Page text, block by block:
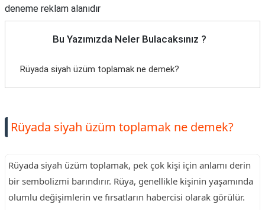
deneme reklam alanıdır
Bu Yazımızda Neler Bulacaksınız ?
Rüyada siyah üzüm toplamak ne demek?
Rüyada siyah üzüm toplamak ne demek?
Rüyada siyah üzüm toplamak, pek çok kişi için anlamı derin
bir sembolizmi barındırır. Rüya, genellikle kişinin yaşamında
olumlu değişimlerin ve fırsatların habercisi olarak görülür.